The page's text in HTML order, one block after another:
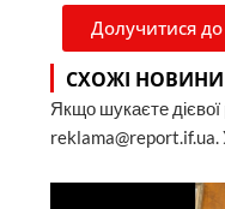
Долучитися
СХОЖІ НОВИНИ
Якщо шукаєте
reklama@report.if.ua.